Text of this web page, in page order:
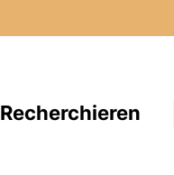
Recherchieren